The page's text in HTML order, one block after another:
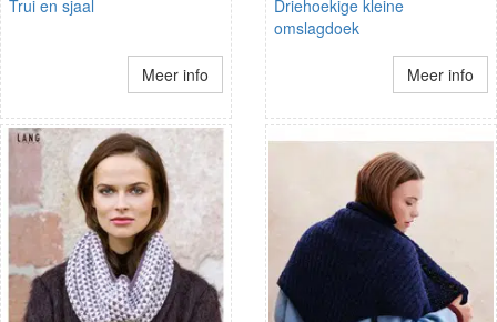
Trui en sjaal
Meer info
Driehoekige kleine
omslagdoek
Meer info